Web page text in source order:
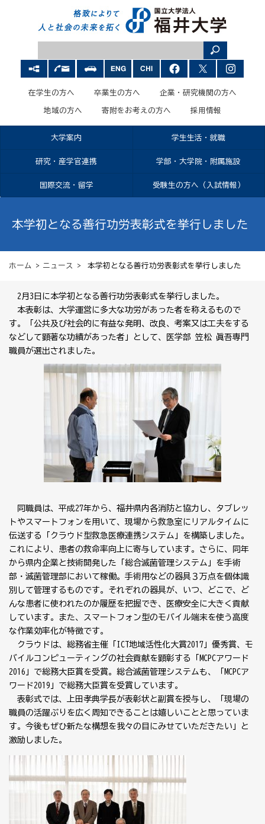
在学生の方へ 卒業生の方へ 企業・研究機関の方へ
地域の方へ 寄附をお考えの方へ 採用情報
大学案内 学生生活・就職
研究・産学官連携 学部・大学院・附属施設
国際交流・留学 受験生の方へ（入試情報）
本学初となる善行功労表彰式を挙行しました
ホーム > ニュース > 本学初となる善行功労表彰式を挙行しました
2月3日に本学初となる善行功労表彰式を挙行しました。
本表彰は、大学運営に多大な功労があった者を称えるもので
す。「公共及び社会的に有益な発明、改良、考案又は工夫をする
などして顕著な功績があった者」として、医学部 笠松 眞吾専門
職員が選出されました。
同職員は、平成27年から、福井県内各消防と協力し、タブレッ
トやスマートフォンを用いて、現場から救急室にリアルタイムに
伝送する「クラウド型救急医療連携システム」を構築しました。
これにより、患者の救命率向上に寄与しています。さらに、同年
から県内企業と技術開発した「総合滅菌管理システム」を手術
部・滅菌管理部において稼働。手術用などの器具３万点を個体識
別して管理するものです。それぞれの器具が、いつ、どこで、ど
んな患者に使われたのか履歴を把握でき、医療安全に大きく貢献
しています。また、スマートフォン型のモバイル端末を使う高度
な作業効率化が特徴です。
クラウドは、総務省主催「ICT地域活性化大賞2017」優秀賞、モ
バイルコンピューティングの社会貢献を顕彰する「MCPCアワード
2016」で総務大臣賞を受賞。総合滅菌管理システムも、「MCPCア
ワード2019」で総務大臣賞を受賞しています。
表彰式では、上田孝典学長が表彰状と副賞を授与し、「現場の
職員の活躍ぶりを広く周知できることは嬉しいことと思っていま
す。今後もぜひ新たな構想を我々の目にみせていただきたい」と
激励しました。